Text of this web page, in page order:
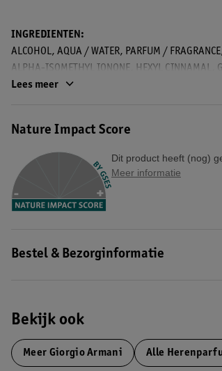
INGREDIENTEN:
ALCOHOL, AQUA / WATER, PARFUM /
ALPHA-ISOMETHYL IONONE, HEXYL CINNAMAL,
Lees meer
Nature Impact Score
Dit product heeft (nog)
Meer informatie
Bestel & Bezorginformatie
Bekijk ook
Meer Giorgio Armani Alle